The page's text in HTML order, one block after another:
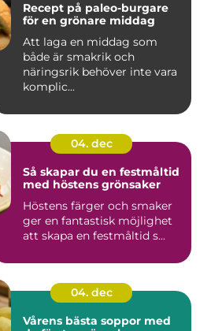
Recept på paleo-burgare
för en grönare middag
Att laga en middag som
både är smakrik och
näringsrik behöver inte vara
komplic...
04. dec
Så skapar du en festmåltid
med höstens grönsaker
Höstens färger och smaker
ger en fantastisk möjlighet
att skapa en festmåltid s...
04. dec
Vårens bästa soppor med